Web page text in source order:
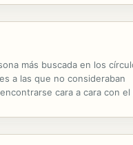
más buscada en los
a las que no consideraban
cara a cara con el